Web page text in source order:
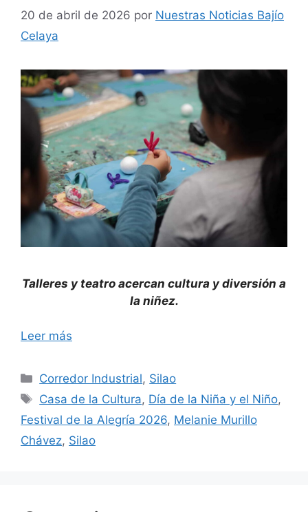
20 de abril de 2026 por Nuestras Noticias Bajío
Celaya
Talleres y teatro acercan cultura y diversión a
la niñez.
Leer más
Categorías
Corredor Industrial, Silao
Etiquetas
Casa de la Cultura, Día de la Niña y el Niño,
Festival de la Alegría 2026, Melanie Murillo
Chávez, Silao